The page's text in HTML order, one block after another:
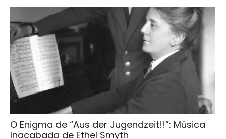
O Enigma de “Aus der Jugendzeit!!”: Música
Inacabada de Ethel Smyth